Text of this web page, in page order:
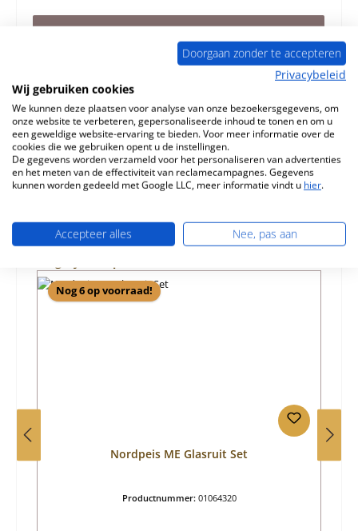
Beschrijving
Origineel Bodemsteen voorkant A voor de Houtkachel
Nordpeis ME Voor modellen met zijruiten Nordpeis ME
Bodemsteen voorkan…
Eigenschappen
Informatie over productveiligheid
Nog 6 op voorraad!
Nordpeis ME Glasruit Set
Productnummer: 01064320
Doorgaan zonder te accepteren
Privacybeleid
Wij gebruiken cookies
We kunnen deze plaatsen voor analyse van onze bezoekersgegevens, om
onze website te verbeteren, gepersonaliseerde inhoud te tonen en om u
een geweldige website-ervaring te bieden. Voor meer informatie over de
cookies die we gebruiken opent u de instellingen.
De gegevens worden verzameld voor het personaliseren van advertenties
en het meten van de effectiviteit van reclamecampagnes. Gegevens
kunnen worden gedeeld met Google LLC, meer informatie vindt u hier.
Accepteer alles Nee, pas aan